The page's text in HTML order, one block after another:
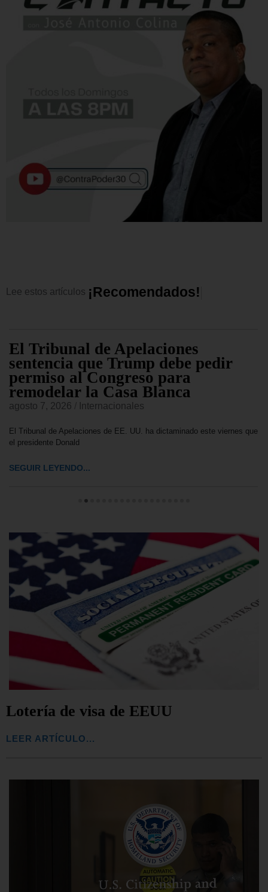
Lee estos artículos ¡Recomendados!
El Tribunal de Apelaciones
sentencia que Trump debe pedir
permiso al Congreso para
remodelar la Casa Blanca
agosto 7, 2026 Internacionales
El Tribunal de Apelaciones de EE. UU. ha dictaminado este viernes que
el presidente Donald
SEGUIR LEYENDO...
Lotería de visa de EEUU
LEER ARTÍCULO...